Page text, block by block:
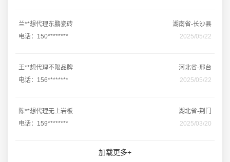
兰**想代理东鹏瓷砖
湖南省-长沙县
电话：150********
2025/05/22
王**想代理不限品牌
河北省-邢台
电话：156********
2025/05/22
陈**想代理无上岩板
湖北省-荆门
电话：159********
2025/03/20
加载更多+